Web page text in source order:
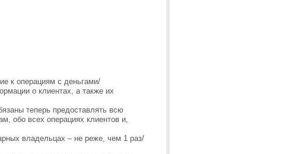
к операциям с деньгами/
о клиентах, а также их
теперь предоставлять всю
обо всех операциях клиентов и,
владельцах – не реже, чем 1 раз/